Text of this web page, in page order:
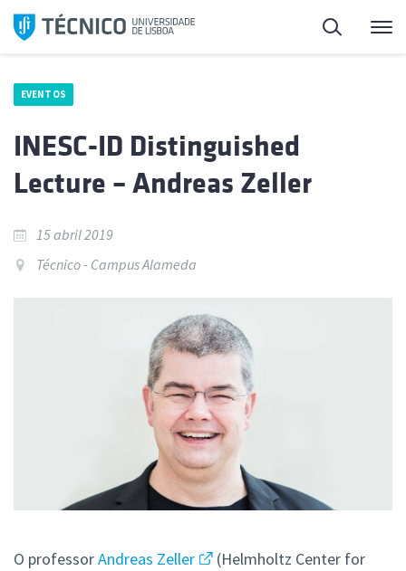
Saltar
para
Pesquisa
EVENTOS
INESC-ID Distinguished
Lecture – Andreas Zeller
15 abril 2019
Técnico - Campus Alameda
O professorAndreas Zeller
(Helmholtz Center for